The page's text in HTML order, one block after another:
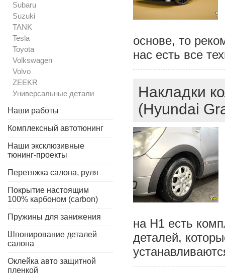
Subaru
Suzuki
TANK
Tesla
Toyota
Volkswagen
Volvo
ZEEKR
Универсальные детали
Наши работы
Комплексный автотюнинг
Наши эксклюзивные
тюнинг-проекты
Перетяжка салона, руля
Покрытие настоящим
100% карбоном (carbon)
Пружины для занижения
Шпонирование деталей
салона
Оклейка авто защитной
пленкой
основе, то
нас есть все
Накладки
(Hyundai
на Н1 есть
деталей,